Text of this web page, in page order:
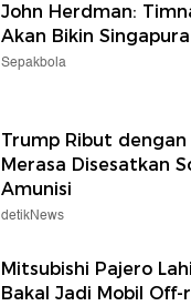
John Herdman:
Akan Bikin
Sepakbola
Trump Ribut dengan
Merasa Disesatkan
Amunisi
detikNews
Mitsubishi Pajero
Bakal Jadi Mobil